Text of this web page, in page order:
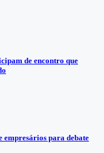
de encontro que
empresários para debate